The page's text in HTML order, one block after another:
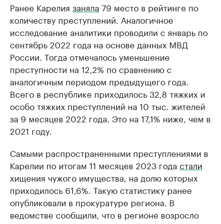
Ранее Карелия заняла 79 место в рейтинге по
количеству преступлений. Аналогичное
исследование аналитики проводили с январь по
сентябрь 2022 года на основе данных МВД
России. Тогда отмечалось уменьшение
преступности на 12,2% по сравнению с
аналогичным периодом предыдущего года.
Всего в республике приходилось 32,8 тяжких и
особо тяжких преступлений на 10 тыс. жителей
за 9 месяцев 2022 года. Это на 17,1% ниже, чем в
2021 году.
Самыми распространенными преступлениями в
Карелии по итогам 11 месяцев 2023 года стали
хищения чужого имущества, на долю которых
приходилось 61,6%. Такую статистику ранее
опубликовали в прокуратуре региона. В
ведомстве сообщили, что в регионе возросло